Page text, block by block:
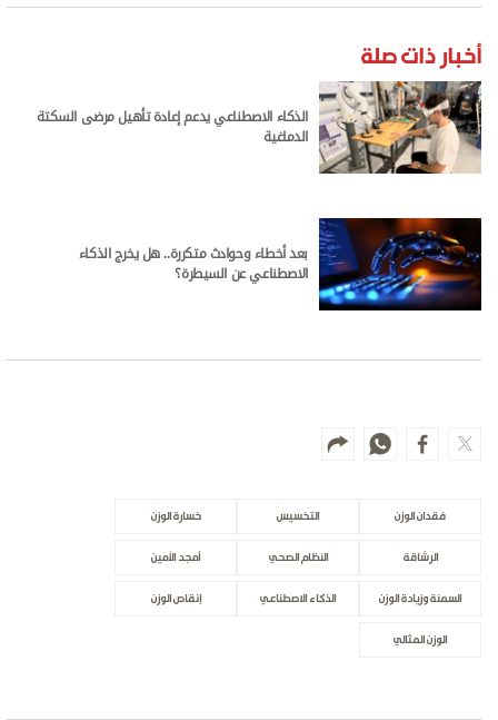
أخبار ذات صلة
الذكاء الاصطناعي يدعم إعادة تأهيل مرضى السكتة
الدماغية
بعد أخطاء وحوادث متكررة.. هل يخرج الذكاء
الاصطناعي عن السيطرة؟
فقدان الوزن التخسيس خسارة الوزن
الرشاقة النظام الصحي أمجد الأمين
السمنة وزيادة الوزن الذكاء الاصطناعي إنقاص الوزن
الوزن المثالي